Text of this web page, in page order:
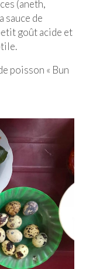
(aneth,
sauce de
goût acide et
poisson « Bun